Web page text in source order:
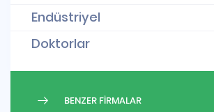
Endüstriyel
Doktorlar
BENZER FİRMALAR